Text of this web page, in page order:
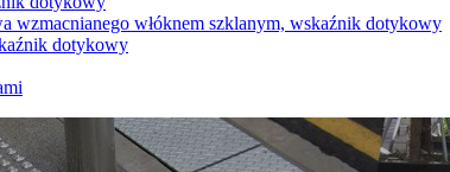
wzmacnianego włóknem szklanym, wskaźnik dotykowy
dotykowy